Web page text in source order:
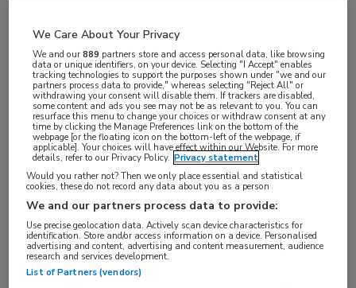
Vakgebieden:
Reumatologie
Aandachtsgebieden:
Osteoporose
Tags:
corticosteroïd
denosumab prednison , risedronaat
We Care About Your Privacy
We and our889 partners store and access personal data, like browsing
data or unique identifiers, on your device. Selecting "I Accept" enables
tracking technologies to support the purposes shown under "we and our
partners process data to provide," whereas selecting "Reject All" or
withdrawing your consent will disable them. If trackers are disabled,
some content and ads you see may not be as relevant to you. You can
resurface this menu to change your choices or withdraw consent at any
time by clicking the Manage Preferences link on the bottom of the
webpage [or the floating icon on the bottom-left of the webpage, if
applicable]. Your choices will have effect within our Website. For more
details, refer to our Privacy Policy. Privacy statement
Would you rather not? Then we only place essential and statistical
cookies, these do not record any data about you as a person
We and our partners process data to provide:
Use precise geolocation data. Actively scan device characteristics for
identification. Store and/or access information on a device. Personalised
advertising and content, advertising and content measurement, audience
research and services development.
List of Partners (vendors)